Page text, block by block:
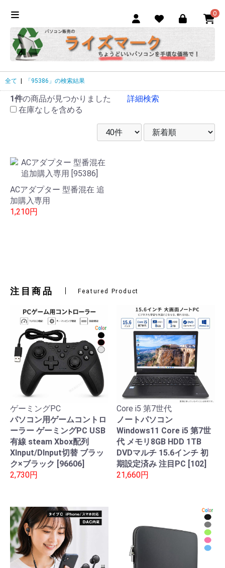
0
全て 「95386」の検索結果
1件の商品が見つかりました
詳細検索
在庫なしを含める
ACアダプター 型番混在 追
加購入専用
1,210円
注目商品 Featured Product
ゲーミングPC
パソコン用ゲームコントロ
ーラー ゲーミングPC USB
有線 steam Xbox配列
XInput/DInput切替 ブラッ
ク×ブラック [96606]
2,730円
Core i5 第7世代
ノートパソコン
Windows11 Core i5 第7世
代 メモリ8GB HDD 1TB
DVDマルチ 15.6インチ 初
期設定済み 注目PC [102]
21,660円